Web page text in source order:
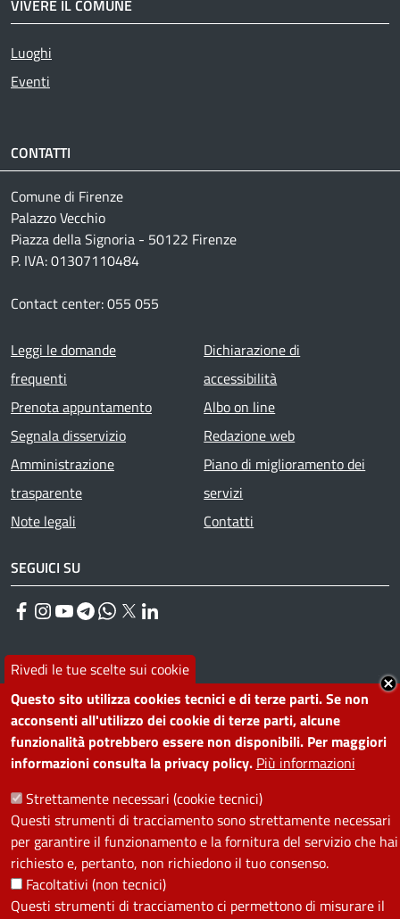
Rivedi le tue scelte sui cookie
Questo sito utilizza cookies tecnici e di terze parti. Se non
acconsenti all'utilizzo dei cookie di terze parti, alcune
funzionalità potrebbero essere non disponibili. Per maggiori
informazioni consulta la privacy policy. Più informazioni
Strettamente necessari (cookie tecnici)
Questi strumenti di tracciamento sono strettamente necessari
per garantire il funzionamento e la fornitura del servizio che hai
richiesto e, pertanto, non richiedono il tuo consenso.
Facoltativi (non tecnici)
Questi strumenti di tracciamento ci permettono di misurare il
VIVERE IL COMUNE
Luoghi
Eventi
CONTATTI
Comune di Firenze
Palazzo Vecchio
Piazza della Signoria - 50122 Firenze
P. IVA: 01307110484
Contact center: 055 055
Footer menu
Leggi le domande
frequenti
Prenota appuntamento
Segnala disservizio
Amministrazione
trasparente
Note legali
Dichiarazione di
accessibilità
Albo on line
Redazione web
Piano di miglioramento dei
servizi
Contatti
SEGUICI SU
Facebook
Instagram
YouTube
Telegram
WhatsApp
Twitter
PRIVACY
Useful links section
La Privacy nel Comune
PRIVACY